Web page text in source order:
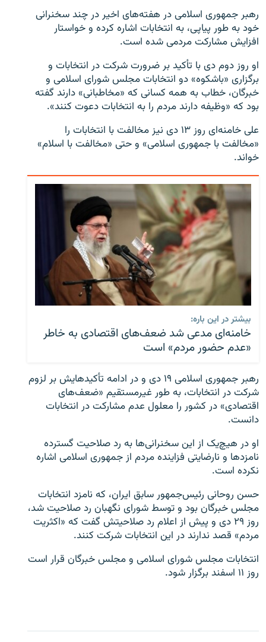
رهبر جمهوری اسلامی در هفته‌های اخیر در چند سخنرانی
خود به‌ طور پیاپی، به انتخابات اشاره کرده و خواستار
افزایش مشارکت مردمی شده است.
او روز دوم دی‌ با تأکید بر ضرورت شرکت در انتخابات و
برگزاری «باشکوه» دو انتخابات مجلس شورای اسلامی و
خبرگان، خطاب به همه کسانی که «مخاطبانی» دارند گفته
بود که «وظیفه‌ دارند مردم را به انتخابات دعوت کنند».
علی خامنه‌ای روز ۱۳ دی نیز مخالفت با انتخابات را
«مخالفت با جمهوری اسلامی» و حتی «مخالفت با اسلام»
خواند.
بیشتر در این باره:
خامنه‌ای مدعی شد ضعف‌های اقتصادی به خاطر
«عدم حضور مردم» است
رهبر جمهوری اسلامی ۱۹ دی و در ادامه تأکیدهایش بر لزوم
شرکت در انتخابات، به طور غیرمستقیم «ضعف‌های
اقتصادی» در کشور را معلول عدم مشارکت در انتخابات
دانست.
او در هیچ‌یک از این سخنرانی‌ها به رد صلاحیت گسترده
نامزدها و نارضایتی فزاینده مردم از جمهوری اسلامی اشاره
نکرده است.
حسن روحانی رئیس‌جمهور سابق ایران، که نامزد انتخابات
مجلس خبرگان بود و توسط شورای نگهبان رد صلاحیت شد،
روز ۲۹ دی و پیش از اعلام رد صلاحیتش گفت که «اکثریت
مردم» قصد ندارند در این انتخابات شرکت کنند.
انتخابات مجلس شورای اسلامی و مجلس خبرگان قرار است
روز ۱۱ اسفند برگزار شود.